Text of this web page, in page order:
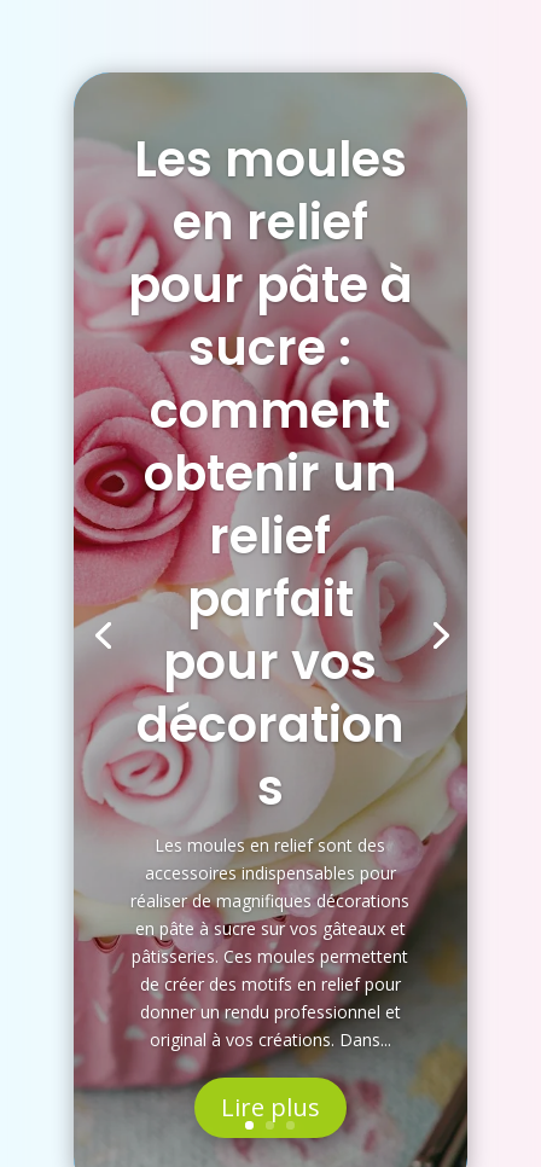
Les moules
en relief
pour pâte à
sucre :
comment
obtenir un
relief
parfait
pour vos
décoration
s
Les moules en relief sont des
accessoires indispensables pour
réaliser de magnifiques décorations
en pâte à sucre sur vos gâteaux et
pâtisseries. Ces moules permettent
de créer des motifs en relief pour
donner un rendu professionnel et
original à vos créations. Dans...
Lire plus